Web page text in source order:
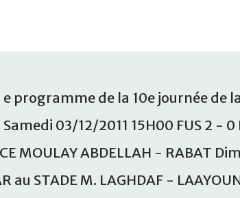
e programme de la 10e journée de
Samedi 03/12/2011 15H00 FUS 2 - 0
MOULAY ABDELLAH - RABAT
au STADE M. LAGHDAF -